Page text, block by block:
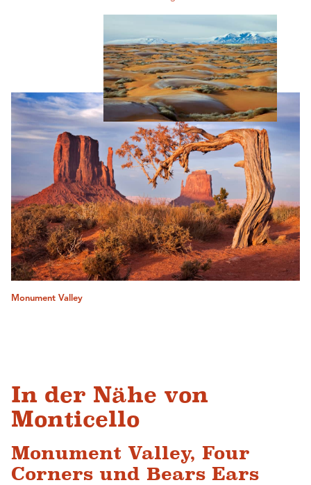
Monument Valley
In der Nähe von
Monticello
Monument Valley, Four
Corners und Bears Ears